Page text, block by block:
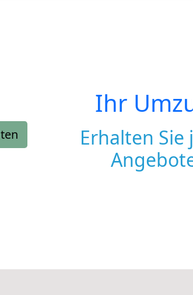
Ihr
Erhalten Sie